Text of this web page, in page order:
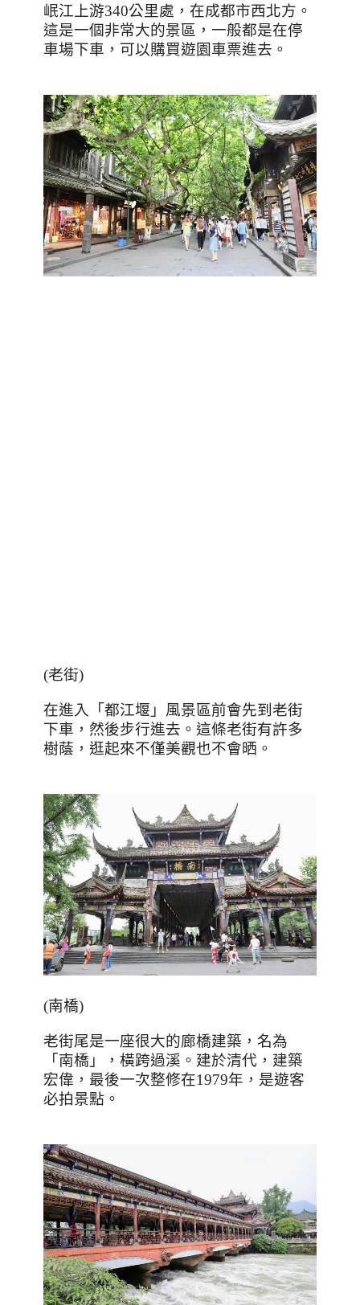
岷江上游340公里處，在成都市西北方。
這是一個非常大的景區，一般都是在停
車場下車，可以購買遊園車票進去。
(老街)
在進入「都江堰」風景區前會先到老街
下車，然後步行進去。這條老街有許多
樹蔭，逛起來不僅美觀也不會晒。
(南橋)
老街尾是一座很大的廊橋建築，名為
「南橋」，橫跨過溪。建於清代，建築
宏偉，最後一次整修在1979年，是遊客
必拍景點。